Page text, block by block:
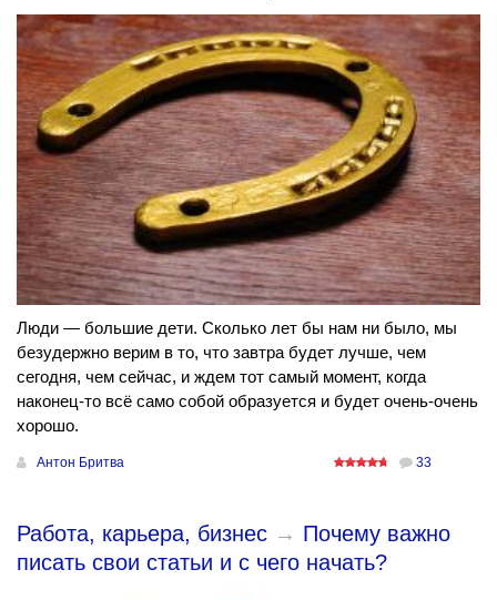
Люди — большие дети. Сколько лет бы нам ни было, мы
безудержно верим в то, что завтра будет лучше, чем
сегодня, чем сейчас, и ждем тот самый момент, когда
наконец-то всё само собой образуется и будет очень-очень
хорошо.
Антон Бритва 33
Работа, карьера, бизнес → Почему важно
писать свои статьи и с чего начать?